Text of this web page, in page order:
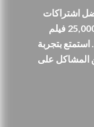
اشتراكات
IPTV مع أكثر من 10,000 قناة و25,000 فيلم
بتجربة
المشاكل على